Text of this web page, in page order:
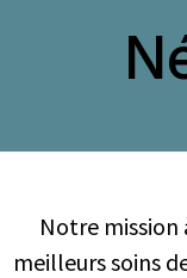
Notre mission
meilleurs soins